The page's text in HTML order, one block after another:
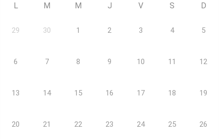
L M M J V S D
29 30 1 2 3 4 5
6 7 8 9 10 11 12
13 14 15 16 17 18 19
20 21 22 23 24 25 26